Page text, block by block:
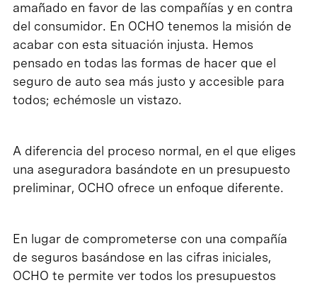
amañado en favor de las compañías y en contra
del consumidor. En OCHO tenemos la misión de
acabar con esta situación injusta. Hemos
pensado en todas las formas de hacer que el
seguro de auto sea más justo y accesible para
todos; echémosle un vistazo.
A diferencia del proceso normal, en el que eliges
una aseguradora basándote en un presupuesto
preliminar, OCHO ofrece un enfoque diferente.
En lugar de comprometerse con una compañía
de seguros basándose en las cifras iniciales,
OCHO te permite ver todos los presupuestos